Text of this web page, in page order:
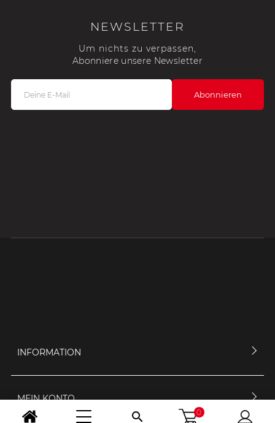
NEWSLETTER
Um nichts zu verpassen,
Abonniere unsere Newsletter
INFORMATION
MEIN KONTO
 0